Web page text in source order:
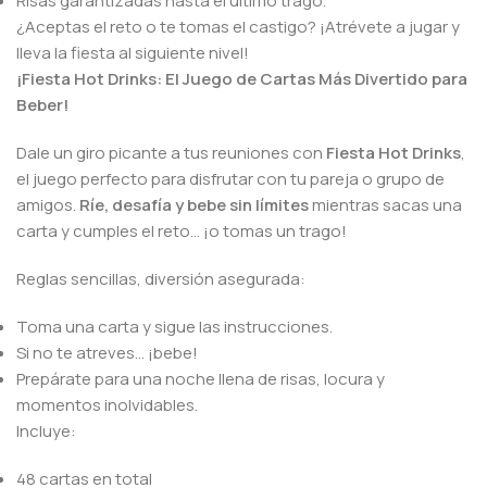
¿Aceptas el reto o te tomas el castigo? ¡Atrévete a jugar y
lleva la fiesta al siguiente nivel!
¡Fiesta Hot Drinks: El Juego de Cartas Más Divertido para
Beber!
Dale un giro picante a tus reuniones con Fiesta Hot Drinks,
el juego perfecto para disfrutar con tu pareja o grupo de
amigos. Ríe, desafía y bebe sin límitesmientras sacas una
carta y cumples el reto… ¡o tomas un trago!
Reglas sencillas, diversión asegurada:
Toma una carta y sigue las instrucciones.
Si no te atreves… ¡bebe!
Prepárate para una noche llena de risas, locura y
momentos inolvidables.
Incluye:
48 cartas en total